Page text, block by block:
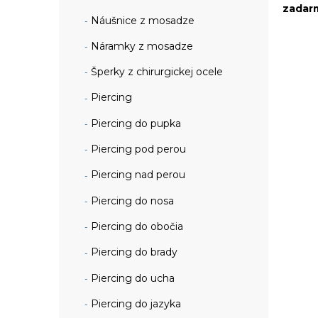
Náušnice z mosadze
Náramky z mosadze
Šperky z chirurgickej ocele
Piercing
Piercing do pupka
Piercing pod perou
Piercing nad perou
Piercing do nosa
Piercing do obočia
Piercing do brady
Piercing do ucha
Piercing do jazyka